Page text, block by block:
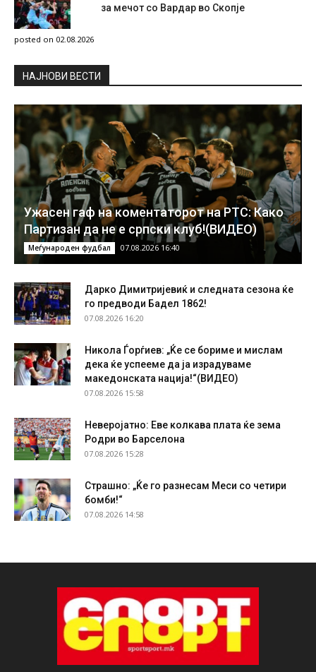
за мечот со Вардар во Скопје
posted on 02.08.2026
НAЈНОВИ ВЕСТИ
Ужасен гаф на коментаторот на РТС: Како
Партизан да не е српски клуб!(ВИДЕО)
Меѓународен фудбал 07.08.2026 16:40
Дарко Димитријевиќ и следната сезона ќе
го предводи Бадел 1862!
07.08.2026 16:20
Никола Ѓорѓиев: „Ќе се бориме и мислам
дека ќе успееме да ја израдуваме
македонската нација!“(ВИДЕО)
07.08.2026 15:58
Неверојатно: Еве колкава плата ќе зема
Родри во Барселона
07.08.2026 15:28
Страшно: „Ќе го разнесам Меси со четири
бомби!“
07.08.2026 14:58